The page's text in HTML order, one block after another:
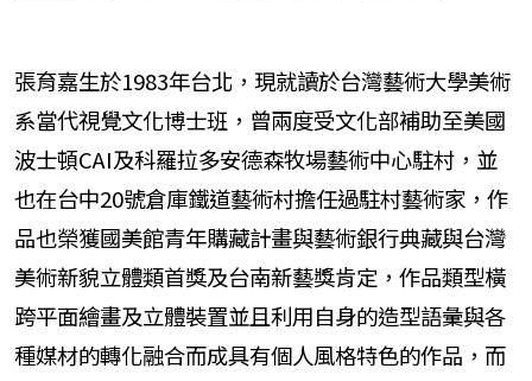
張育嘉生於1983年台北，現就讀於台灣藝術大學美術
系當代視覺文化博士班，曾兩度受文化部補助至美國
波士頓CAI及科羅拉多安德森牧場藝術中心駐村，並
也在台中20號倉庫鐵道藝術村擔任過駐村藝術家，作
品也榮獲國美館青年購藏計畫與藝術銀行典藏與台灣
美術新貌立體類首獎及台南新藝獎肯定，作品類型橫
跨平面繪畫及立體裝置並且利用自身的造型語彙與各
種媒材的轉化融合而成具有個人風格特色的作品，而